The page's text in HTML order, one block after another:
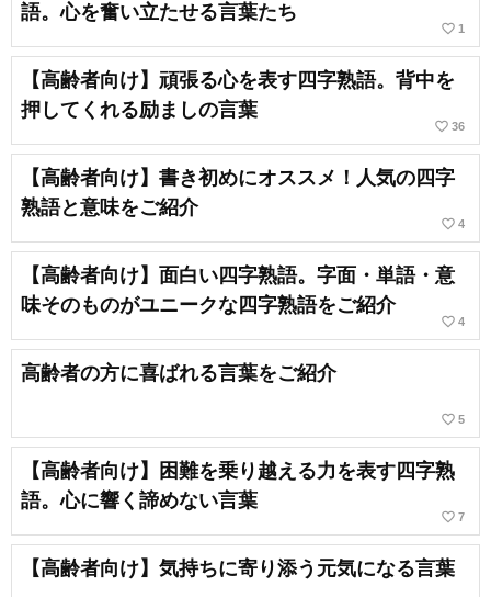
語。心を奮い立たせる言葉たち
favorite_border 1
【高齢者向け】頑張る心を表す四字熟語。背中を
押してくれる励ましの言葉
favorite_border 36
【高齢者向け】書き初めにオススメ！人気の四字
熟語と意味をご紹介
favorite_border 4
【高齢者向け】面白い四字熟語。字面・単語・意
味そのものがユニークな四字熟語をご紹介
favorite_border 4
高齢者の方に喜ばれる言葉をご紹介
favorite_border 5
【高齢者向け】困難を乗り越える力を表す四字熟
語。心に響く諦めない言葉
favorite_border 7
【高齢者向け】気持ちに寄り添う元気になる言葉